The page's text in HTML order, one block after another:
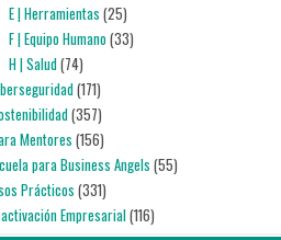
E | Herramientas (25)
F | Equipo Humano(33)
H | Salud(74)
(171)
(357)
Mentores(156)
para Business Angels (55)
Prácticos (331)
Empresarial(116)